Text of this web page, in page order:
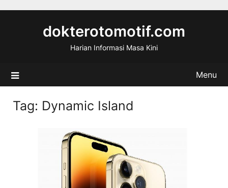
dokterotomotif.com
Harian Informasi Masa Kini
Menu
Tag: Dynamic Island